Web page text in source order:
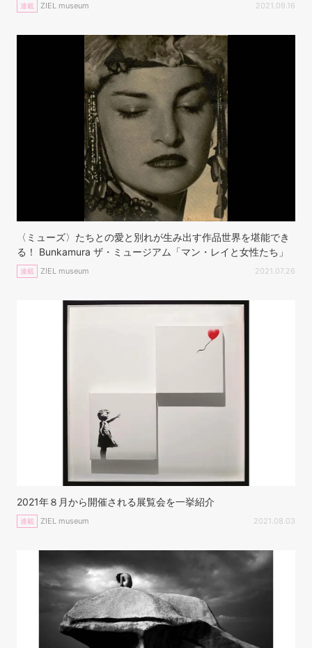
連載 ZIEL museum 2021.09.16
〈ミューズ〉たちとの愛と別れが生み出す作品世界を堪能でき
る！ Bunkamura ザ・ミュージアム「マン・レイと女性たち」
連載 ZIEL museum 2021.07.26
2021年８月から開催される展覧会を一挙紹介
連載 ZIEL museum 2021.08.03